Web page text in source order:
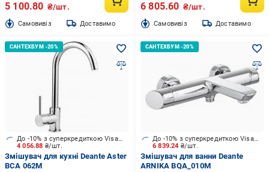
5 100.80 ₴/шт.
Cамовивіз Доставимо
6 805.60 ₴/шт.
Cамовивіз Доставимо
4 056.88 ₴/шт.
До -10% з суперкредиткою Visa Вигода
Змішувач для кухні Deante Aster
BCA 062M
6 839.24 ₴/шт.
До -10% з суперкредиткою Visa Вигода
Змішувач для ванни Deante
ARNIKA BQA_010M